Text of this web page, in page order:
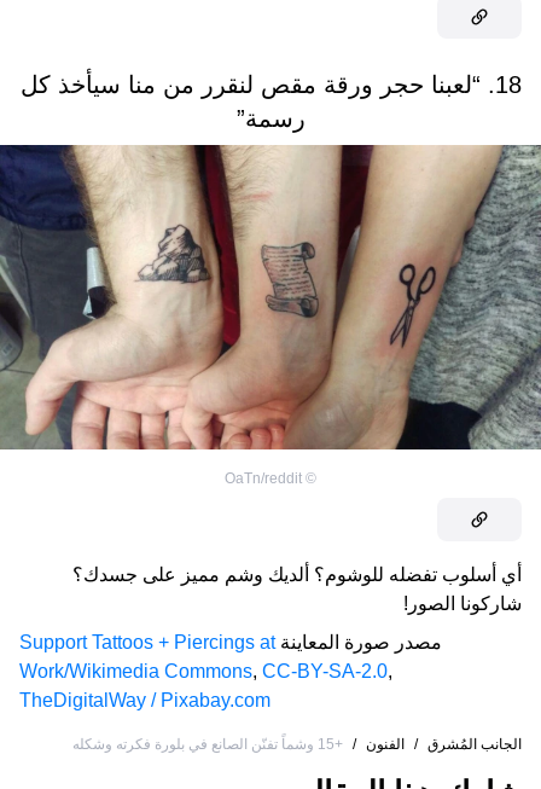
18. “لعبنا حجر ورقة مقص لنقرر من منا سيأخذ كل
رسمة”
©
OaTn/reddit
أي أسلوب تفضله للوشوم؟ ألديك وشم مميز على جسدك؟
شاركونا الصور!
مصدر صورة المعاينة Support Tattoos + Piercings at
Work/Wikimedia Commons, CC-BY-SA-2.0,
TheDigitalWay / Pixabay.com
الجانب المُشرق / الفنون / +15 وشماً تفنّن الصانع في بلورة فكرته وشكله